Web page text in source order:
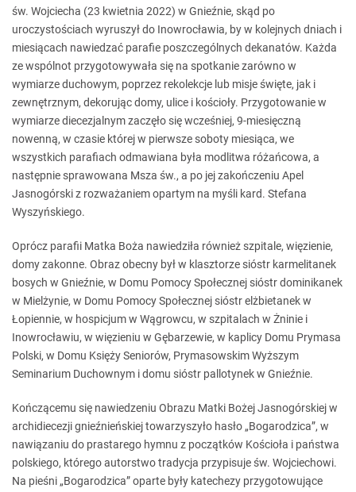
św. Wojciecha (23 kwietnia 2022) w Gnieźnie, skąd po
uroczystościach wyruszył do Inowrocławia, by w kolejnych dniach i
miesiącach nawiedzać parafie poszczególnych dekanatów. Każda
ze wspólnot przygotowywała się na spotkanie zarówno w
wymiarze duchowym, poprzez rekolekcje lub misje święte, jak i
zewnętrznym, dekorując domy, ulice i kościoły. Przygotowanie w
wymiarze diecezjalnym zaczęło się wcześniej, 9-miesięczną
nowenną, w czasie której w pierwsze soboty miesiąca, we
wszystkich parafiach odmawiana była modlitwa różańcowa, a
następnie sprawowana Msza św., a po jej zakończeniu Apel
Jasnogórski z rozważaniem opartym na myśli kard. Stefana
Wyszyńskiego.
Oprócz parafii Matka Boża nawiedziła również szpitale, więzienie,
domy zakonne. Obraz obecny był w klasztorze sióstr karmelitanek
bosych w Gnieźnie, w Domu Pomocy Społecznej sióstr dominikanek
w Mielżynie, w Domu Pomocy Społecznej sióstr elżbietanek w
Łopiennie, w hospicjum w Wągrowcu, w szpitalach w Żninie i
Inowrocławiu, w więzieniu w Gębarzewie, w kaplicy Domu Prymasa
Polski, w Domu Księży Seniorów, Prymasowskim Wyższym
Seminarium Duchownym i domu sióstr pallotynek w Gnieźnie.
Kończącemu się nawiedzeniu Obrazu Matki Bożej Jasnogórskiej w
archidiecezji gnieźnieńskiej towarzyszyło hasło „Bogarodzica”, w
nawiązaniu do prastarego hymnu z początków Kościoła i państwa
polskiego, którego autorstwo tradycja przypisuje św. Wojciechowi.
Na pieśni „Bogarodzica” oparte były katechezy przygotowujące